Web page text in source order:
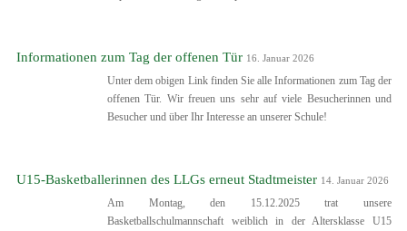
Informationen zum Tag der offenen Tür 16. Januar 2026
Unter dem obigen Link finden Sie alle Informationen zum Tag der
offenen Tür. Wir freuen uns sehr auf viele Besucherinnen und
Besucher und über Ihr Interesse an unserer Schule!
U15-Basketballerinnen des LLGs erneut Stadtmeister 14. Januar 2026
Am Montag, den 15.12.2025 trat unsere
Basketballschulmannschaft weiblich in der Altersklasse U15